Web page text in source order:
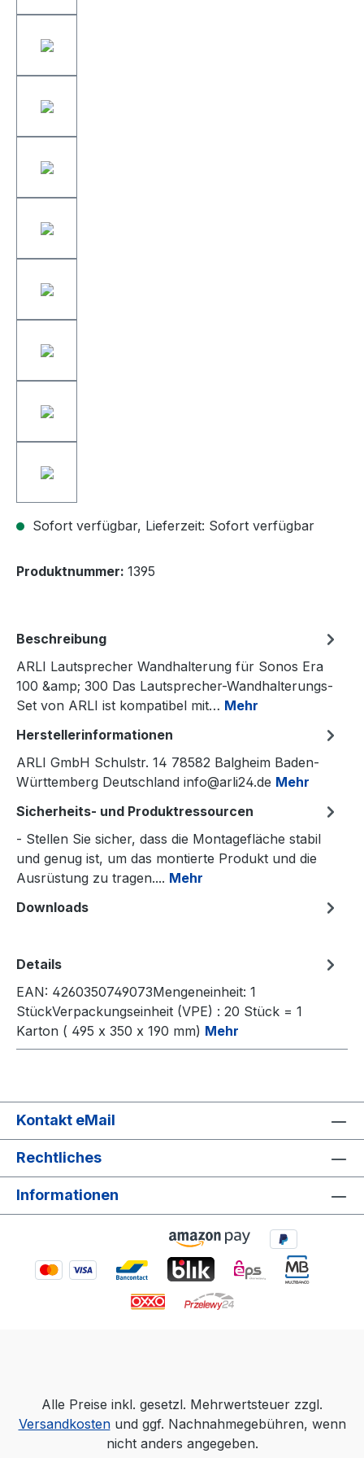
Sofort verfügbar, Lieferzeit: Sofort verfügbar
Produktnummer: 1395
Beschreibung
ARLI Lautsprecher Wandhalterung für Sonos Era
100 &amp; 300 Das Lautsprecher-Wandhalterungs-
Set von ARLI ist kompatibel mit… Mehr
Herstellerinformationen
ARLI GmbH Schulstr. 14 78582 Balgheim Baden-
Württemberg Deutschland info@arli24.de Mehr
Sicherheits- und Produktressourcen
- Stellen Sie sicher, dass die Montagefläche stabil
und genug ist, um das montierte Produkt und die
Ausrüstung zu tragen.... Mehr
Downloads
Details
EAN: 4260350749073Mengeneinheit: 1
StückVerpackungseinheit (VPE) : 20 Stück = 1
Karton ( 495 x 350 x 190 mm) Mehr
Kontakt eMail
Rechtliches
Informationen
Alle Preise inkl. gesetzl. Mehrwertsteuer zzgl.
Versandkostenund ggf. Nachnahmegebühren, wenn
nicht anders angegeben.